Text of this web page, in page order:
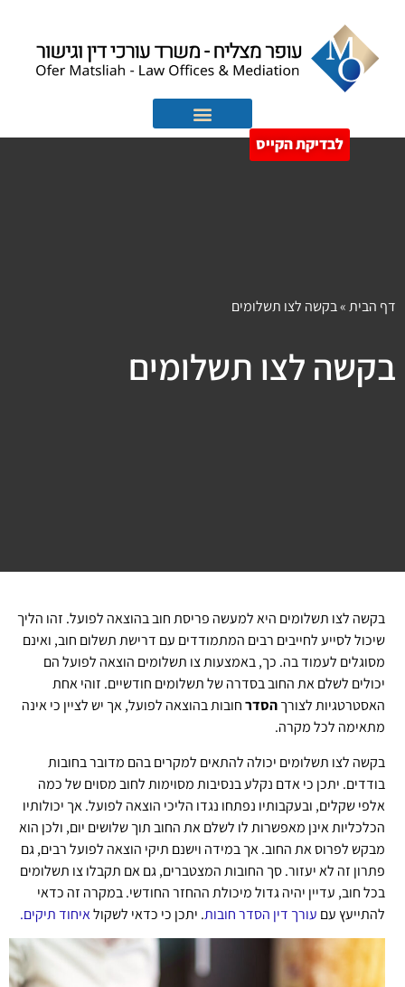
לבדיקת הקייס
דף הבית»בקשה לצו תשלומים
בקשה לצו תשלומים
בקשה לצו תשלומים היא למעשה פריסת חוב בהוצאה לפועל. זהו הליך
שיכול לסייע לחייבים רבים המתמודדים עם דרישת תשלום חוב, ואינם
מסוגלים לעמוד בה. כך, באמצעות צו תשלומים הוצאה לפועל הם
יכולים לשלם את החוב בסדרה של תשלומים חודשיים. זוהי אחת
האסטרטגיות לצורךהסדרחובות בהוצאה לפועל, אך יש לציין כי אינה
מתאימה לכל מקרה.
בקשה לצו תשלומים יכולה להתאים למקרים בהם מדובר בחובות
בודדים. יתכן כי אדם נקלע בנסיבות מסוימות לחוב מסוים של כמה
אלפי שקלים, ובעקבותיו נפתחו נגדו הליכי הוצאה לפועל. אך יכולותיו
הכלכליות אינן מאפשרות לו לשלם את החוב תוך שלושים יום, ולכן הוא
מבקש לפרוס את החוב. אך במידה וישנם תיקי הוצאה לפועל רבים, גם
פתרון זה לא יעזור. סך החובות המצטברים, גם אם תקבלו צו תשלומים
בכל חוב, עדיין יהיה גדול מיכולת ההחזר החודשי. במקרה זה כדאי
להתייעץ עם עורך דין הסדר חובות. יתכן כי כדאי לשקולאיחוד תיקים.